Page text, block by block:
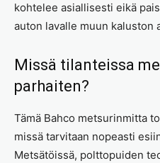
kohtelee asiallisesti eikä
auton lavalle muun kaluston
Missä tilanteissa
parhaiten?
Tämä Bahco metsurinmitta
missä tarvitaan nopeasti
Metsätöissä, polttopuiden